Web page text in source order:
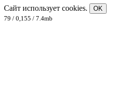
Сайт использует cookies.
OK
79 / 0,155 / 7.4mb